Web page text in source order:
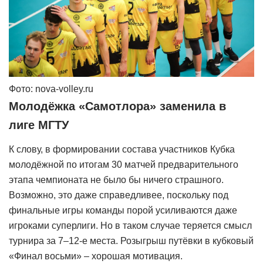
Фото: nova-volley.ru
Молодёжка «Самотлора» заменила в
лиге МГТУ
К слову, в формировании состава участников Кубка
молодёжной по итогам 30 матчей предварительного
этапа чемпионата не было бы ничего страшного.
Возможно, это даже справедливее, поскольку под
финальные игры команды порой усиливаются даже
игроками суперлиги. Но в таком случае теряется смысл
турнира за 7–12-е места. Розыгрыш путёвки в кубковый
«Финал восьми» – хорошая мотивация.